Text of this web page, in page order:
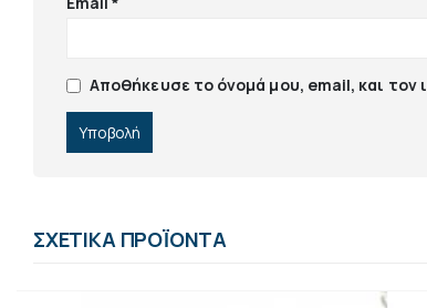
Αποθήκευσε το όνομά μου, email, και
ΣΧΕΤΙΚΆ ΠΡΟΪΌΝΤΑ